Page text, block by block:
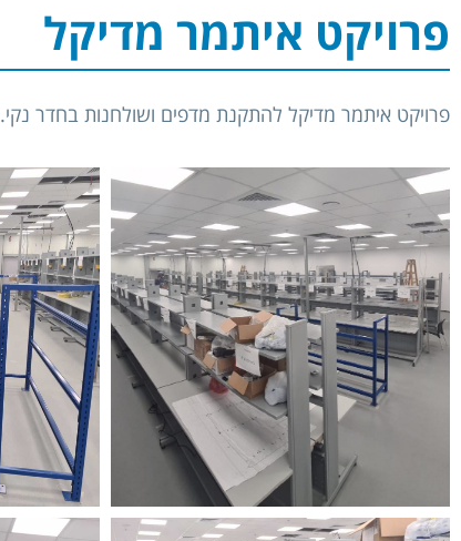
פרויקט איתמר מדיקל
פרויקט איתמר מדיקל להתקנת מדפים ושולחנות בחדר נקי.